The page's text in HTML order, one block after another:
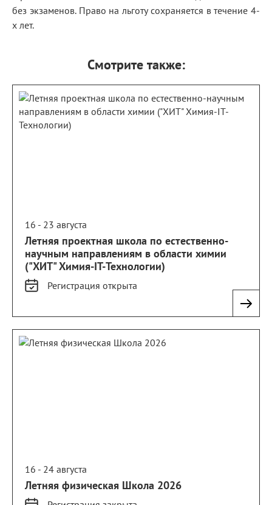
без экзаменов. Право на льготу сохраняется в течение 4-
х лет.
Смотрите также:
16 - 23 августа
Летняя проектная школа по естественно-
научным направлениям в области химии
("ХИТ" Химия-IT-Технологии)
Регистрация открыта
16 - 24 августа
Летняя физическая Школа 2026